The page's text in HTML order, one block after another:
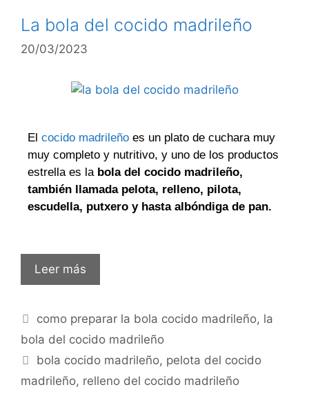
La bola del cocido madrileño
20/03/2023
El cocido madrileño es un plato de cuchara muy
muy completo y nutritivo, y uno de los productos
estrella es la bola del cocido madrileño,
también llamada pelota, relleno, pilota,
escudella, putxero y hasta albóndiga de pan.
Leer más
como preparar la bola cocido madrileño, la
bola del cocido madrileño
bola cocido madrileño, pelota del cocido
madrileño, relleno del cocido madrileño